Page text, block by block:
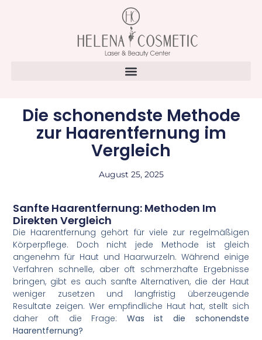
Die schonendste Methode
zur Haarentfernung im
Vergleich
August 25, 2025
Sanfte Haarentfernung: Methoden Im
Direkten Vergleich
Die Haarentfernung gehört für viele zur regelmäßigen
Körperpflege. Doch nicht jede Methode ist gleich
angenehm für Haut und Haarwurzeln. Während einige
Verfahren schnelle, aber oft schmerzhafte Ergebnisse
bringen, gibt es auch sanfte Alternativen, die der Haut
weniger zusetzen und langfristig überzeugende
Resultate zeigen. Wer empfindliche Haut hat, stellt sich
daher oft die Frage: Was ist die schonendste
Haarentfernung?